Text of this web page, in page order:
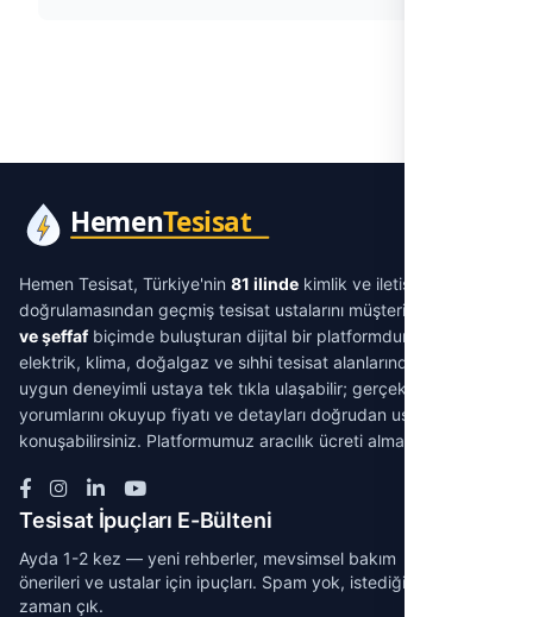
Hemen Tesisat, Türkiye'nin 81 ilinde kimlik ve iletişim
doğrulamasından geçmiş tesisat ustalarını müşterilerle
ve şeffafbiçimde buluşturan dijital bir platformdur. Su tesisatı,
elektrik, klima, doğalgaz ve sıhhi tesisat alanlarında ihtiyacınıza
uygun deneyimli ustaya tek tıkla ulaşabilir; gerçek müşteri
yorumlarını okuyup fiyatı ve detayları doğrudan ustayla
konuşabilirsiniz. Platformumuz aracılık ücreti almaz.
Tesisat İpuçları E-Bülteni
Ayda 1-2 kez — yeni rehberler, mevsimsel bakım
önerileri ve ustalar için ipuçları. Spam yok, istediğin
zaman çık.